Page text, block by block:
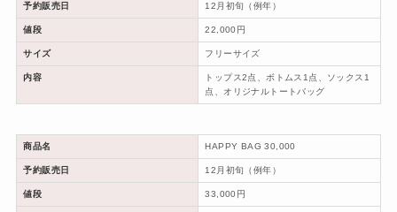
予約販売日 12月初旬（例年）
値段 22,000円
サイズ フリーサイズ
内容
トップス2点、ボトムス1点、ソックス1
点、オリジナルトートバッグ
商品名 HAPPY BAG 30,000
予約販売日 12月初旬（例年）
値段 33,000円